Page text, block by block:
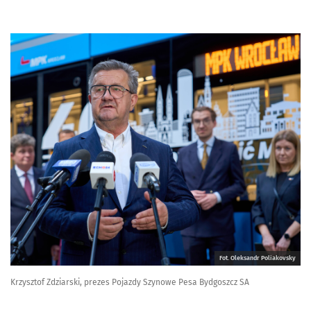
Fot. Oleksandr Poliakovsky
Krzysztof Zdziarski, prezes Pojazdy Szynowe Pesa Bydgoszcz SA